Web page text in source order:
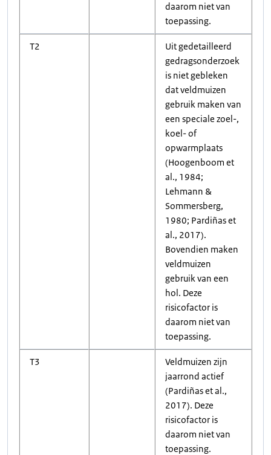
daarom niet van
toepassing.
T2
Uit gedetailleerd
gedragsonderzoek
is niet gebleken
dat veldmuizen
gebruik maken van
een speciale zoel-,
koel- of
opwarmplaats
(Hoogenboom et
al., 1984;
Lehmann &
Sommersberg,
1980; Pardiñas et
al., 2017).
Bovendien maken
veldmuizen
gebruik van een
hol. Deze
risicofactor is
daarom niet van
toepassing.
T3
Veldmuizen zijn
jaarrond actief
(Pardiñas et al.,
2017). Deze
risicofactor is
daarom niet van
toepassing.